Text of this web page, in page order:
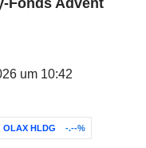
Fonds Advent
um 10:42
OLAX HLDG -.--%